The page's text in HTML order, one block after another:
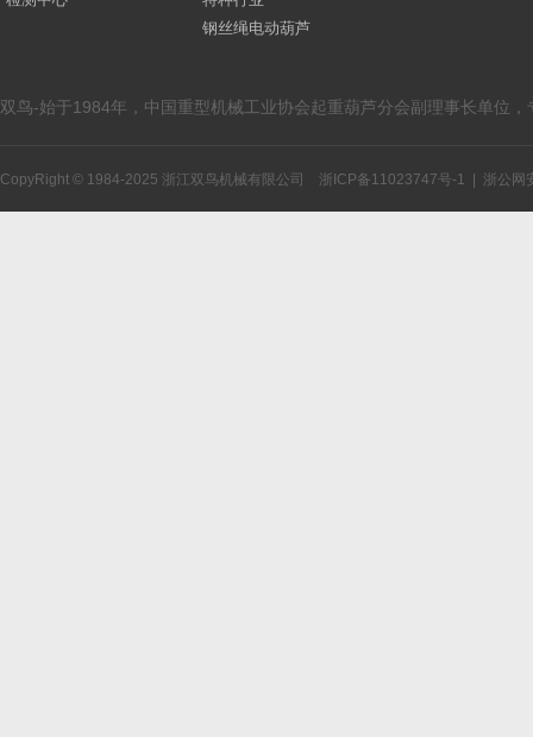
钢丝绳电动葫芦
双鸟-始于1984年，中国重型机械工业协会起重葫芦分会副理事长单位
CopyRight © 1984-2025 浙江双鸟机械有限公司 浙ICP备11023747号-1 浙公网